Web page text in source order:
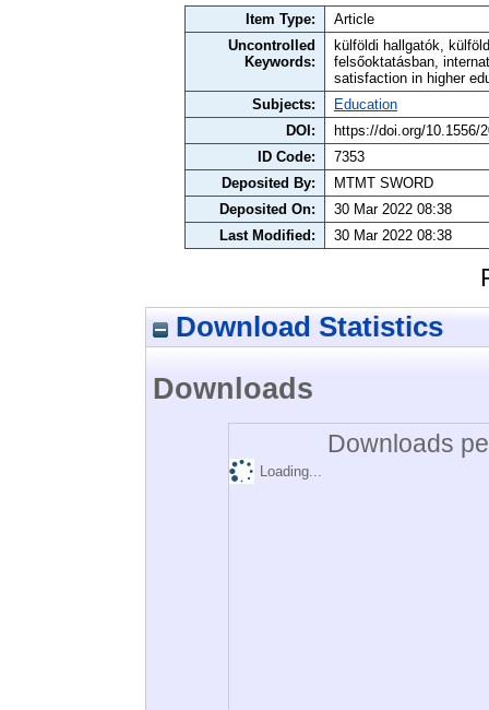
Item Type:
Article
Uncontrolled
Keywords:
külföldi hallgatók,
felsőoktatásban,
satisfaction in higher
Subjects:
Education
DOI:
https://doi.org/10.1556/
ID Code:
7353
Deposited By:
MTMT SWORD
Deposited On:
30 Mar 2022 08:38
Last Modified:
30 Mar 2022 08:38
Download Statistics
Downloads
Downloads
Loading...